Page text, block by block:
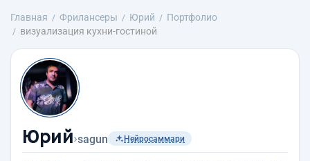
Главная Фрилансеры Юрий
Портфолио
визуализация кухни-гостиной
Юрий›sagun Нейросаммари